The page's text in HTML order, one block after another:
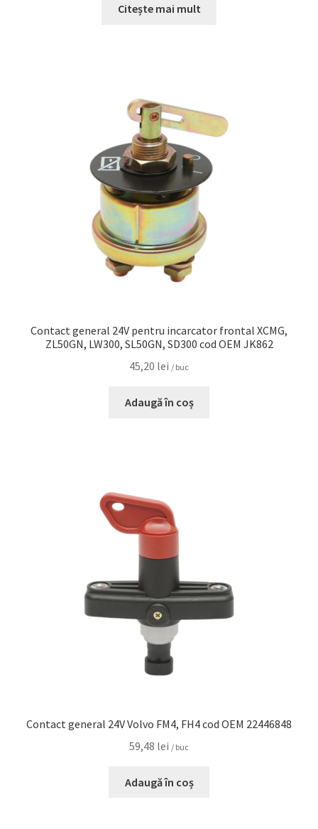
Citește mai mult
Contact general 24V pentru incarcator frontal XCMG,
ZL50GN, LW300, SL50GN, SD300 cod OEM JK862
45,20 lei / buc
Adaugă în coș
Contact general 24V Volvo FM4, FH4 cod OEM 22446848
59,48 lei / buc
Adaugă în coș